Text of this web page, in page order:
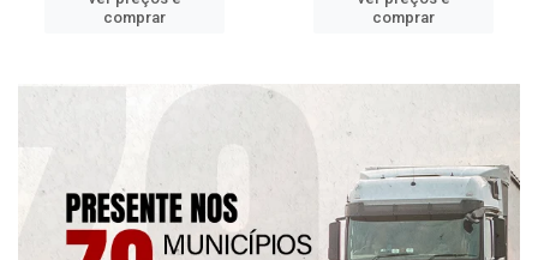
comprar
comprar